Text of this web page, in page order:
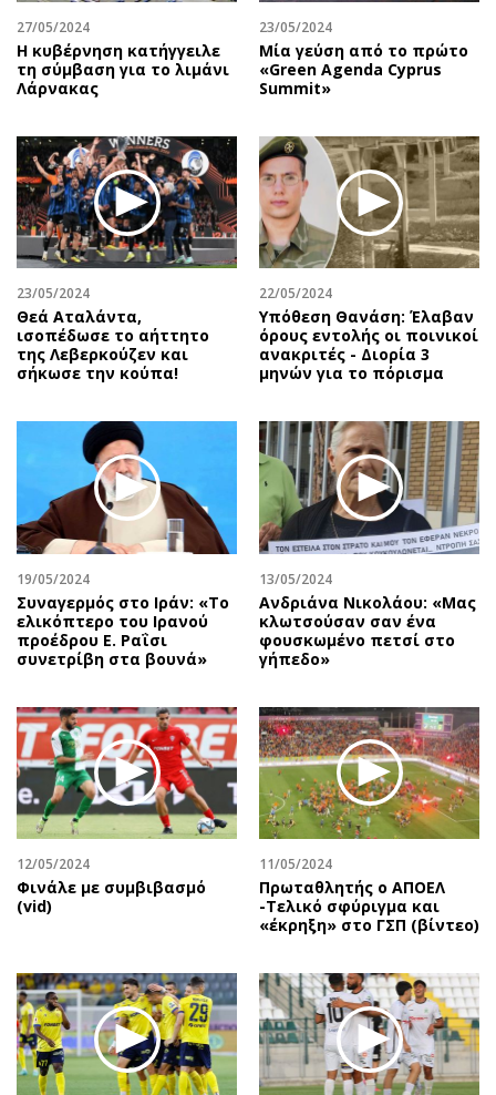
27/05/2024
Η κυβέρνηση κατήγγειλε
τη σύμβαση για το λιμάνι
Λάρνακας
23/05/2024
Μία γεύση από το πρώτο
«Green Agenda Cyprus
Summit»
23/05/2024
Θεά Αταλάντα,
ισοπέδωσε το αήττητο
της Λεβερκούζεν και
σήκωσε την κούπα!
22/05/2024
Υπόθεση Θανάση: Έλαβαν
όρους εντολής οι ποινικοί
ανακριτές - Διορία 3
μηνών για το πόρισμα
19/05/2024
Συναγερμός στο Ιράν: «Το
ελικόπτερο του Ιρανού
προέδρου Ε. Ραΐσι
συνετρίβη στα βουνά»
13/05/2024
Ανδριάνα Νικολάου: «Μας
κλωτσούσαν σαν ένα
φουσκωμένο πετσί στο
γήπεδο»
12/05/2024
Φινάλε με συμβιβασμό
(vid)
11/05/2024
Πρωταθλητής ο ΑΠΟΕΛ
-Τελικό σφύριγμα και
«έκρηξη» στο ΓΣΠ (βίντεο)